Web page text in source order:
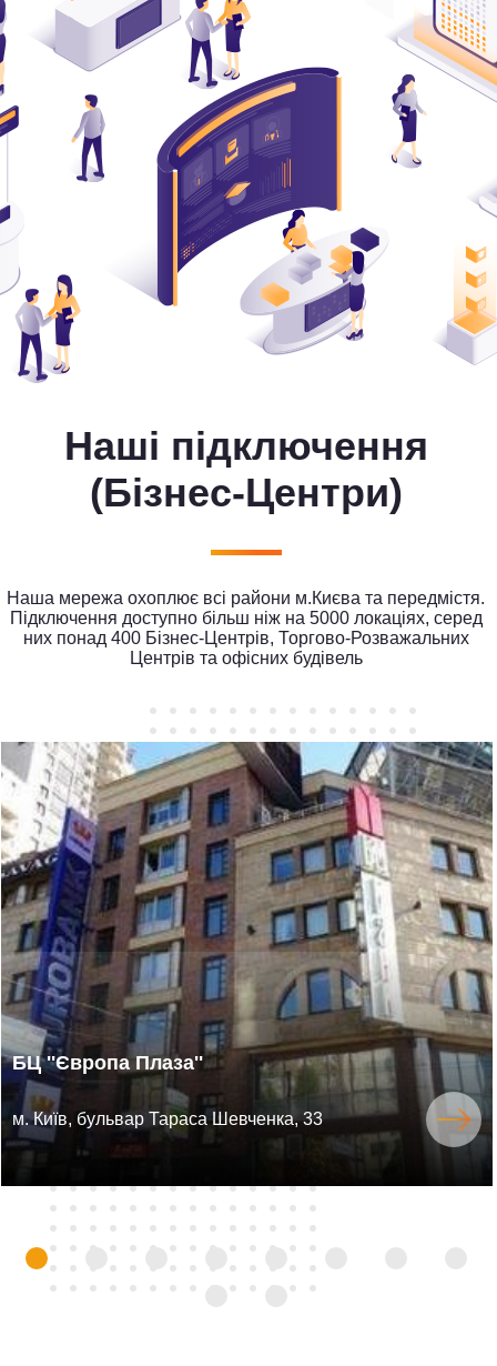
Наші підключення
(Бізнес-Центри)
Наша мережа охоплює всі райони м.Києва та передмістя.
Підключення доступно більш ніж на 5000 локаціях, серед
них понад 400 Бізнес-Центрів, Торгово-Розважальних
Центрів та офісних будівель
БЦ ''Європа Плаза''
м. Київ, бульвар Тараса Шевченка, 33